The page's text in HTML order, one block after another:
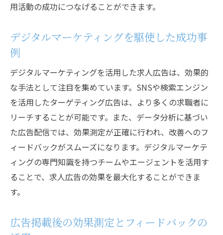
用活動の成功につなげることができます。
デジタルマーケティングを駆使した成功事
例
デジタルマーケティングを活用した求人広告は、効果的
な手法として注目を集めています。SNSや検索エンジン
を活用したターゲティング広告は、より多くの求職者に
リーチすることが可能です。また、データ分析に基づい
た広告配信では、効果測定が正確に行われ、改善へのフ
ィードバックがスムーズになります。デジタルマーケテ
ィングの専門知識を持つチームやエージェントを活用す
ることで、求人広告の効果を最大化することができま
す。
広告掲載後の効果測定とフィードバックの